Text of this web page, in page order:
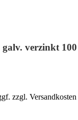
verzinkt 100
zzgl. Versandkosten